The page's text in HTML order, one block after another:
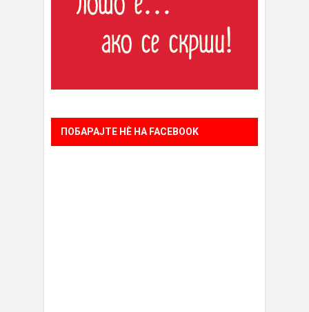
ПОБАРАЈТЕ НÈ НА FACEBOOK